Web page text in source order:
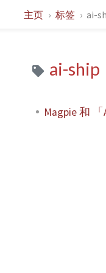
主页 标签 ai-
ai-ship
Magpie 和